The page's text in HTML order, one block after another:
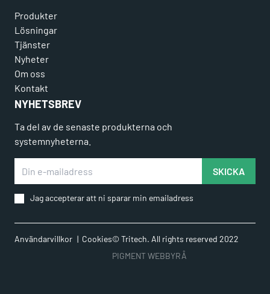
Produkter
Lösningar
Tjänster
Nyheter
Om oss
Kontakt
NYHETSBREV
Ta del av de senaste produkterna och
systemnyheterna.
SKICKA
Jag accepterar att ni sparar min emailadress
Användarvillkor Cookies© Tritech. All rights reserved 2022
PIGMENT WEBBYRÅ